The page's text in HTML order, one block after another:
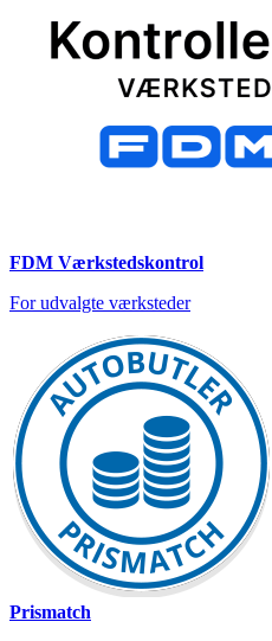
FDM Værkstedskontrol
For udvalgte værksteder
Prismatch